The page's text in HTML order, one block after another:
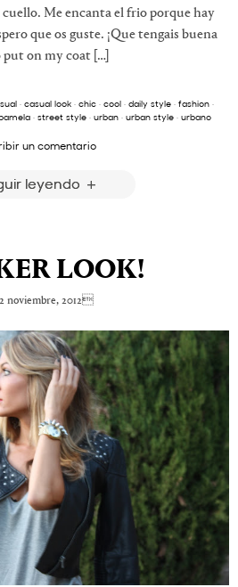
Me encanta el frio porque hay
que os guste. ¡Que tengais buena
on my coat […]
· casual look· chic· cool· daily style· fashion·
· street style· urban· urban style· urbano
un comentario
leyendo
LOOK!
noviembre, 2012